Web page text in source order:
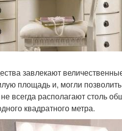
завлекают
площадь и, могли
всегда располагают столь
квадратного метра.